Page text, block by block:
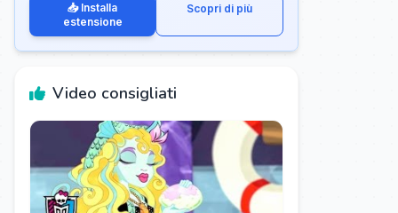
📥 Installa
estensione
Scopri di più
Video consigliati